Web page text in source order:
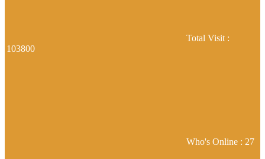
Total Visit :
103800
Who's Online : 27